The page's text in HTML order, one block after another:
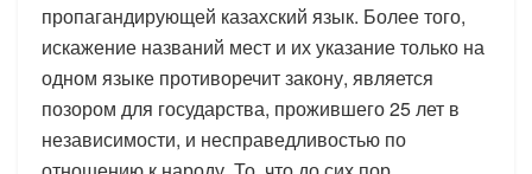
пропагандирующей казахский язык. Более того,
искажение названий мест и их указание только на
одном языке противоречит закону, является
позором для государства, прожившего 25 лет в
независимости, и несправедливостью по